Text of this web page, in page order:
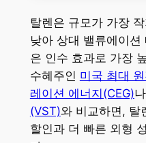
탈렌은 규모가 가장
낮아 상대 밸류에이
은 인수 효과로 가장
수혜주인 미국 최대
레이션 에너지(CEG)나
(VST)와 비교하면, 탈
할인과 더 빠른 외형